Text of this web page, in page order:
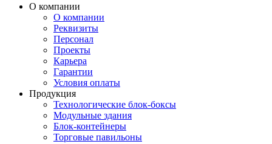
О компании
О компании
Реквизиты
Персонал
Проекты
Карьера
Гарантии
Условия оплаты
Продукция
Технологические блок-боксы
Модульные здания
Блок-контейнеры
Торговые павильоны